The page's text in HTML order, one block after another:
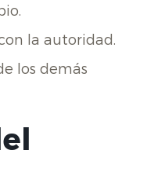
la autoridad.
los demás